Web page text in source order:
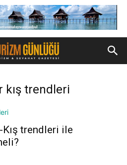
kış trendleri
trendleri ile